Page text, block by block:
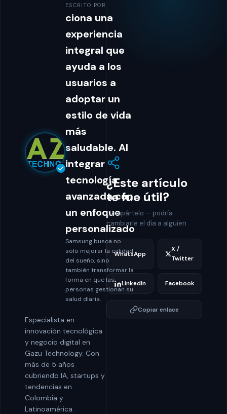
ESCRITO POR
ciona una
experiencia
integral que
ayuda a los
usuarios a
adoptar un
estilo de vida
más
saludable. Al
integrar
tecnología
avanzada con
un enfoque
personalizado
Samsung busca no
solo mejorar la calidad
del sueño, sino
también transformar la
forma en que las
personas gestionan su
salud diaria.
Especialista en
innovación tecnológica
y negocio digital en
Gazu Technology. Con
más de 5 años
cubriendo IA, startups y
tendencias en
Colombia y
Latinoamérica.
¿Este artículo
te fue útil?
Compártelo — podría
cambiarle el día a alguien
WhatsApp
X /
Twitter
LinkedIn Facebook
Copiar enlace